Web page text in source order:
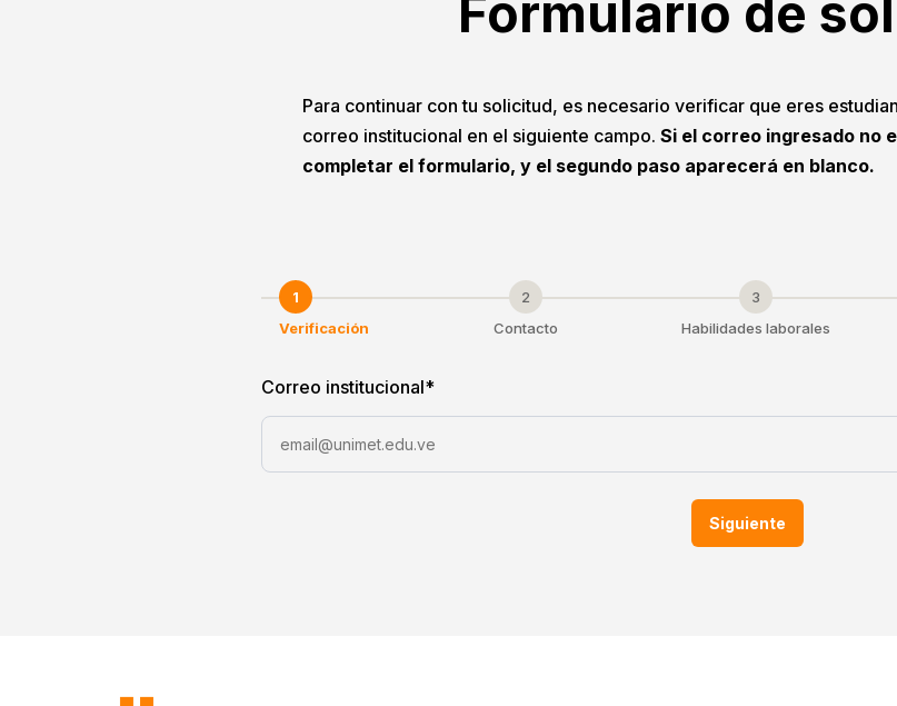
Formulario de
Para continuar con tu solicitud, es necesario verificar que eres
correo institucional en el siguiente campo. Si el correo ingresado no
completar el formulario, y el segundo paso aparecerá en blanco.
1
Verificación
2
Contacto
3
Habilidades laborales
Correo institucional*
Siguiente